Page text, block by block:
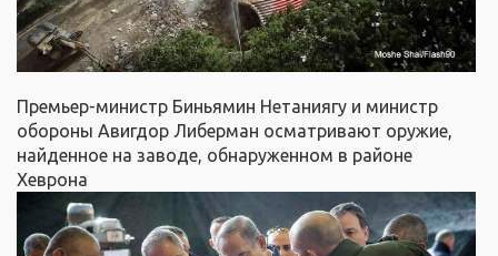
Премьер-министр Биньямин Нетаниягу и министр
обороны Авигдор Либерман осматривают оружие,
найденное на заводе, обнаруженном в районе
Хеврона